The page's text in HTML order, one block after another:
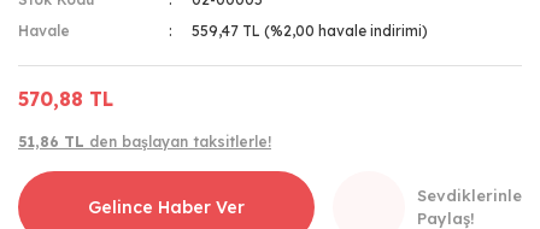
Havale
559,47 TL (%2,00 havale indirimi)
570,88 TL
51,86 TL den başlayan taksitlerle!
Gelince Haber Ver
Sevdiklerinle
Paylaş!